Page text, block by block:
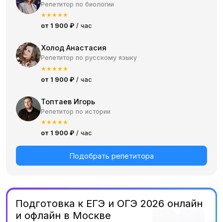
Репетитор по биологии
★★★★★
от 1 900 ₽ / час
Холод Анастасия
Репетитор по русскому языку
★★★★★
от 1 900 ₽ / час
Топтаев Игорь
Репетитор по истории
★★★★★
от 1 900 ₽ / час
Подобрать репетитора
Подготовка к ЕГЭ и ОГЭ 2026 онлайн
и офлайн в Москве